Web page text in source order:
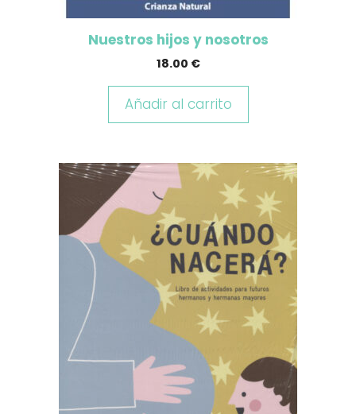
Nuestros hijos y nosotros
18.00 €
Añadir al carrito